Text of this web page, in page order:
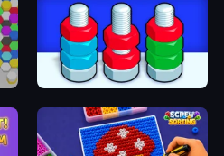
Nuts Puzzle: Sort By Color